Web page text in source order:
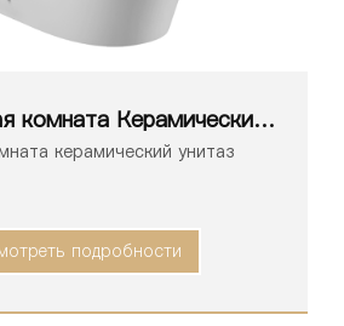
комната Керамический
унитаз-биде
керамический унитаз
подробности